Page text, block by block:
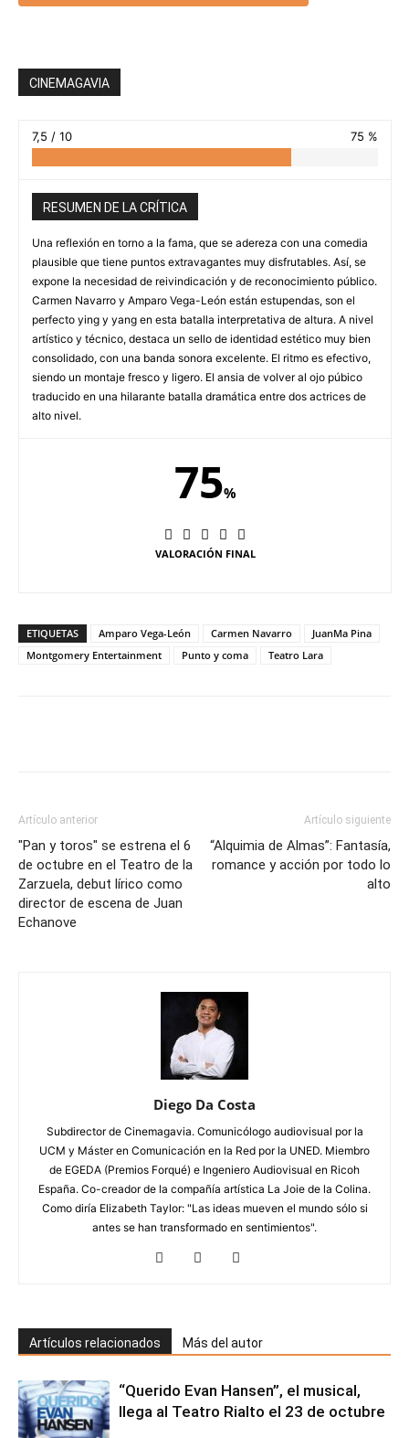
CINEMAGAVIA
7,5 / 10 75 %
RESUMEN DE LA CRÍTICA
Una reflexión en torno a la fama, que se adereza con una comedia
plausible que tiene puntos extravagantes muy disfrutables. Así, se
expone la necesidad de reivindicación y de reconocimiento público.
Carmen Navarro y Amparo Vega-León están estupendas, son el
perfecto ying y yang en esta batalla interpretativa de altura. A nivel
artístico y técnico, destaca un sello de identidad estético muy bien
consolidado, con una banda sonora excelente. El ritmo es efectivo,
siendo un montaje fresco y ligero. El ansia de volver al ojo púbico
traducido en una hilarante batalla dramática entre dos actrices de
alto nivel.
75%
VALORACIÓN FINAL
ETIQUETAS Amparo Vega-León Carmen Navarro
JuanMa Pina
Montgomery Entertainment
Punto y coma Teatro Lara
Artículo anterior
"Pan y toros" se estrena el 6
de octubre en el Teatro de la
Zarzuela, debut lírico como
director de escena de Juan
Echanove
Artículo siguiente
“Alquimia de Almas”: Fantasía,
romance y acción por todo lo
alto
Diego Da Costa
Subdirector de Cinemagavia. Comunicólogo audiovisual por la
UCM y Máster en Comunicación en la Red por la UNED. Miembro
de EGEDA (Premios Forqué) e Ingeniero Audiovisual en Ricoh
España. Co-creador de la compañía artística La Joie de la Colina.
Como diría Elizabeth Taylor: "Las ideas mueven el mundo sólo si
antes se han transformado en sentimientos".
Artículos relacionados Más del autor
“Querido Evan Hansen”, el musical,
llega al Teatro Rialto el 23 de octubre